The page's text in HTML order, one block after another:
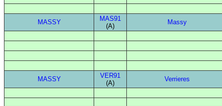
MASSY
MAS91
(A)
Massy
MASSY
VER91
(A)
Verrieres